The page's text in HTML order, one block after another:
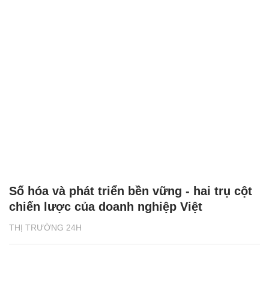
THỊ TRƯỜNG 24H
Số hóa và phát triển bền vững - hai trụ cột
chiến lược của doanh nghiệp Việt